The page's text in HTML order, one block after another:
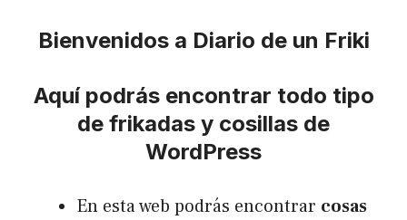
Bienvenidos a Diario de un Friki
Aquí podrás encontrar todo tipo
de frikadas y cosillas de
WordPress
En esta web podrás encontrar cosas